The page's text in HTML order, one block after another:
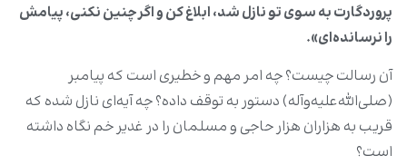
پروردگارت به سوی تو نازل شد، ابلاغ کن و اگر چنین نکنی، پیامش
را نرسانده‌ای».
آن رسالت چیست؟ چه امر مهم و خطیری است که پیامبر
(صلی‌الله‌علیه‌وآله) دستور به توقف داده؟ چه آیه‌ای نازل شده که
قریب به هزاران هزار حاجی و مسلمان را در غدیر خم نگاه داشته
است؟